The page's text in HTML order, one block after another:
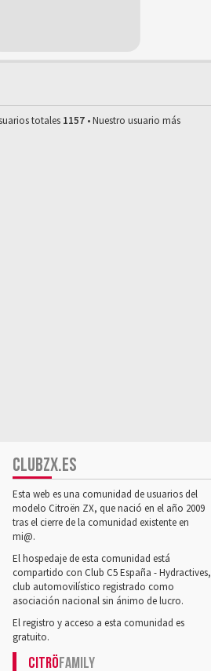
totales 1157 • Nuestro usuario más
CLUBZX.ES
Esta web es una comunidad de usuarios del
modelo Citroën ZX, que nació en el año 2009
tras el cierre de la comunidad existente en
mi@.
El hospedaje de esta comunidad está
compartido con Club C5 España - Hydractives,
club automovilístico registrado como
asociación nacional sin ánimo de lucro.
El registro y acceso a esta comunidad es
gratuito.
CitröFamily